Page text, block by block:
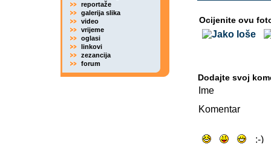
reportaže
galerija slika
video
vrijeme
oglasi
linkovi
zezancija
forum
Ocijenite ovu
Dodajte svoj
Ime
Komentar